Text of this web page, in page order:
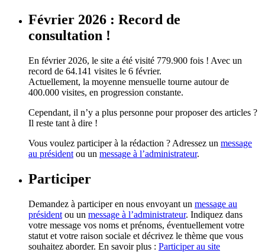
Février 2026 : Record de
consultation !
En février 2026, le site a été visité 779.900 fois ! Avec un
record de 64.141 visites le 6 février.
Actuellement, la moyenne mensuelle tourne autour de
400.000 visites, en progression constante.
Cependant, il n’y a plus personne pour proposer des articles ?
Il reste tant à dire !
Vous voulez participer à la rédaction ? Adressez un message
au président ou un message à l’administrateur.
Participer
Demandez à participer en nous envoyant un message au
président ou un message à l’administrateur. Indiquez dans
votre message vos noms et prénoms, éventuellement votre
statut et votre raison sociale et décrivez le thème que vous
souhaitez aborder. En savoir plus : Participer au site